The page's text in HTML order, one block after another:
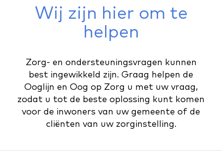
Wij zijn hier om te
helpen
Zorg- en ondersteuningsvragen kunnen
best ingewikkeld zijn. Graag helpen de
Ooglijn en Oog op Zorg u met uw vraag,
zodat u tot de beste oplossing kunt komen
voor de inwoners van uw gemeente of de
cliënten van uw zorginstelling.